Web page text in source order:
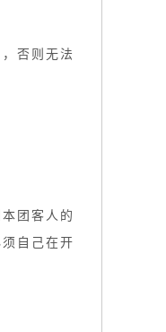
否则无法
团客人的
自己在开